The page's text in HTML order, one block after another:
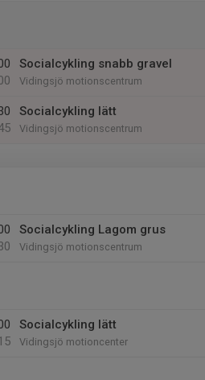
Socialcykling snabb gravel
Vidingsjö motionscentrum
Socialcykling lätt
Vidingsjö motionscentrum
Socialcykling Lagom grus
Vidingsjö motionscentrum
Socialcykling lätt
Vidingsjö motioncenter